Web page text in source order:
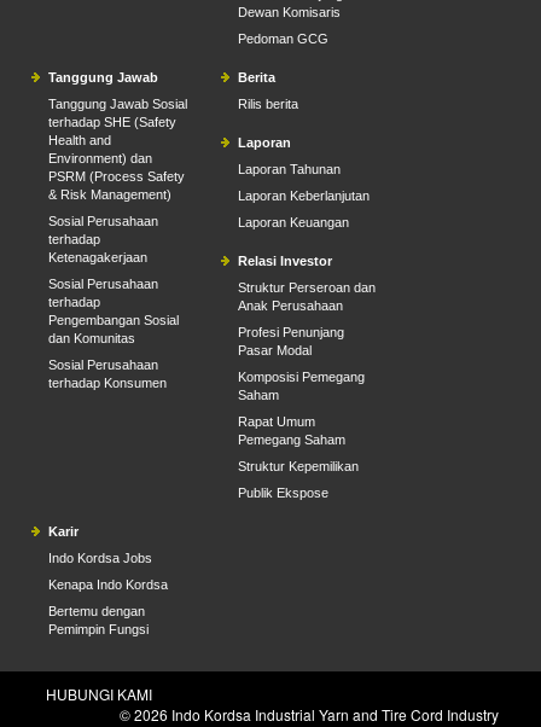
Dewan Komisaris
Pedoman GCG
Tanggung Jawab
Tanggung Jawab Sosial
terhadap SHE (Safety
Health and
Environment) dan
PSRM (Process Safety
& Risk Management)
Sosial Perusahaan
terhadap
Ketenagakerjaan
Sosial Perusahaan
terhadap
Pengembangan Sosial
dan Komunitas
Sosial Perusahaan
terhadap Konsumen
Berita
Rilis berita
Laporan
Laporan Tahunan
Laporan Keberlanjutan
Laporan Keuangan
Relasi Investor
Struktur Perseroan dan
Anak Perusahaan
Profesi Penunjang
Pasar Modal
Komposisi Pemegang
Saham
Rapat Umum
Pemegang Saham
Struktur Kepemilikan
Publik Ekspose
Karir
Indo Kordsa Jobs
Kenapa Indo Kordsa
Bertemu dengan
Pemimpin Fungsi
HUBUNGI KAMI
© 2026 Indo Kordsa Industrial Yarn and Tire Cord Industry